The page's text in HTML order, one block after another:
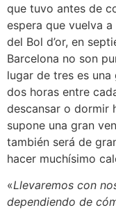
que tuvo antes de
espera que vuelva
del Bol d’or, en
Barcelona no son
lugar de tres es una
dos horas entre
descansar o dormir
supone una gran
también será de
hacer muchísimo
«Llevaremos con
dependiendo de